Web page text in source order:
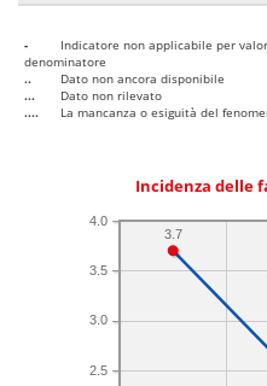
-
Indicatore non applicabile per
denominatore
..
Dato non ancora disponibile
...
Dato non rilevato
....
La mancanza o esiguità del
Incidenza delle
2.5
3.0
3.5
4.0
3.7